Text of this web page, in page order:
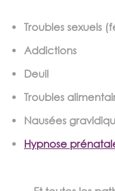
Troubles sexuels
Addictions
Deuil
Troubles
Nausées
Hypnose